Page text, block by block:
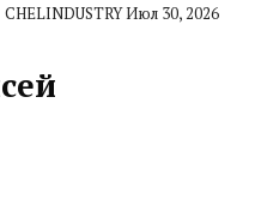
CHELINDUSTRYИюл 30, 2026